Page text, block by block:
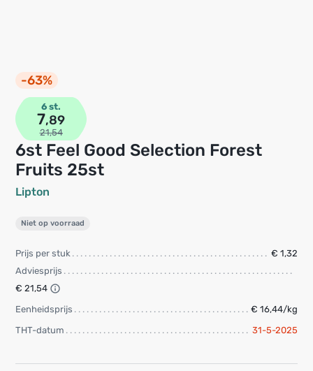
-63%
6st Feel Good Selection Forest
Fruits 25st
Lipton
6 st.
7,89
21,54
Niet op voorraad
Prijs per stuk
€ 1,32
Adviesprijs
€ 21,54
Eenheidsprijs
€ 16,44/kg
THT-datum
31-5-2025